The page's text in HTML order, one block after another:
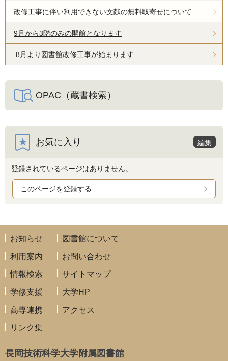
改修工事に伴い利用できない文献の無料取寄せについて
9月から3階のみの開館となります
8月より図書館改修工事が始まります
OPAC（蔵書検索）
お気に入り 編集
登録されているページはありません。
このページを登録する
お知らせ
利用案内
情報検索
学修支援
高専連携
リンク集
図書館について
お問い合わせ
サイトマップ
大学HP
アクセス
長岡技術科学大学附属図書館